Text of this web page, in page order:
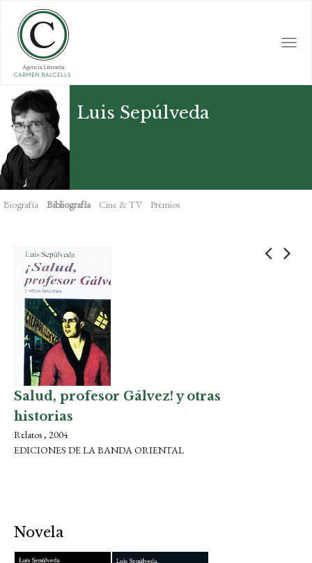
main
content
Luis Sepúlveda
Biografía Bibliografía Cine & TV Premios
Salud, profesor Gálvez! y otras
historias
Relatos , 2004
EDICIONES DE LA BANDA ORIENTAL
Novela